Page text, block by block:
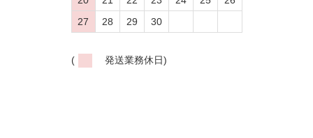
27
28 29 30
( 発送業務休日)